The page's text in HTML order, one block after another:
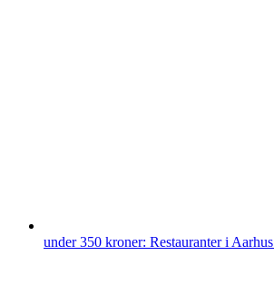
under 350 kroner: Restauranter i